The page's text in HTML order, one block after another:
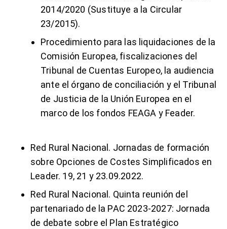
2014/2020 (Sustituye a la Circular
23/2015).
Procedimiento para las liquidaciones de la
Comisión Europea, fiscalizaciones del
Tribunal de Cuentas Europeo, la audiencia
ante el órgano de conciliación y el Tribunal
de Justicia de la Unión Europea en el
marco de los fondos FEAGA y Feader.
Red Rural Nacional. Jornadas de formación
sobre Opciones de Costes Simplificados en
Leader. 19, 21 y 23.09.2022.
Red Rural Nacional. Quinta reunión del
partenariado de la PAC 2023-2027: Jornada
de debate sobre el Plan Estratégico